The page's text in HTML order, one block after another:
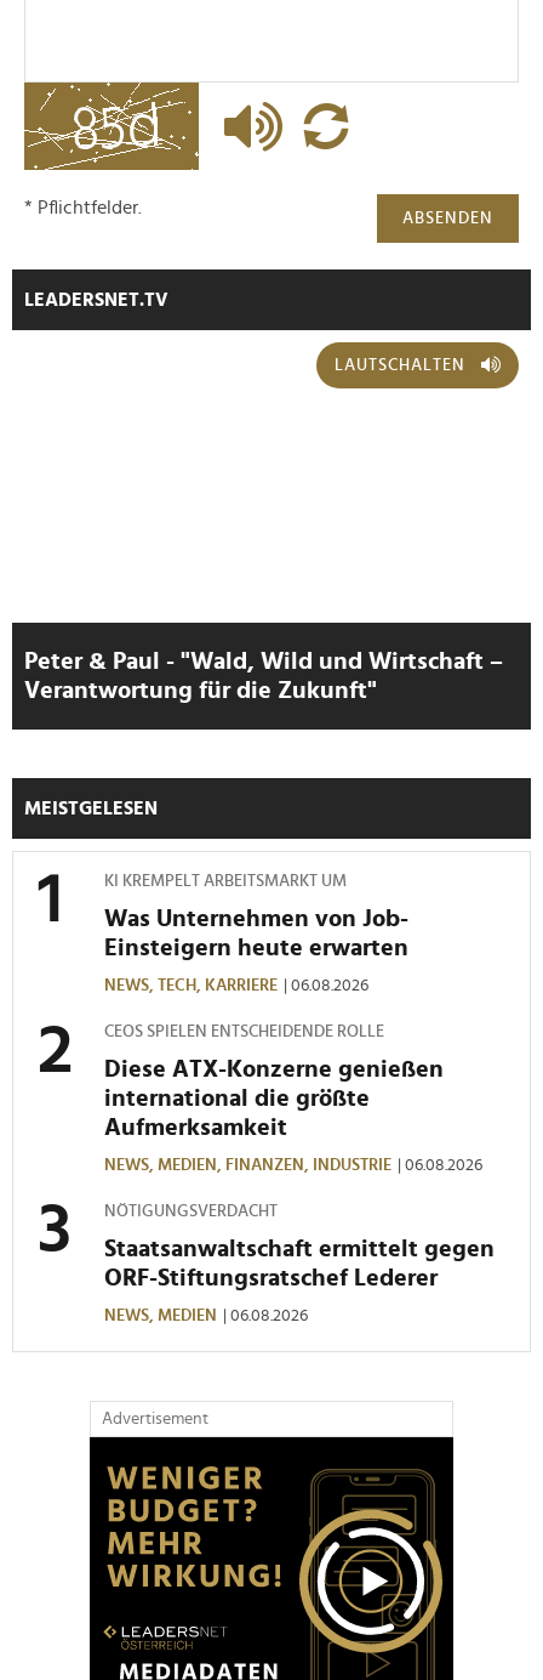
ABSENDEN
* Pflichtfelder.
LEADERSNET.TV
LAUTSCHALTEN
Peter & Paul - "Wald, Wild und Wirtschaft –
Verantwortung für die Zukunft"
MEISTGELESEN
KI KREMPELT ARBEITSMARKT UM
Was Unternehmen von Job-
Einsteigern heute erwarten
NEWS, TECH, KARRIERE | 06.08.2026
CEOS SPIELEN ENTSCHEIDENDE ROLLE
Diese ATX-Konzerne genießen
international die größte
Aufmerksamkeit
NEWS, MEDIEN, FINANZEN, INDUSTRIE | 06.08.2026
NÖTIGUNGSVERDACHT
Staatsanwaltschaft ermittelt gegen
ORF-Stiftungsratschef Lederer
NEWS, MEDIEN | 06.08.2026
Advertisement